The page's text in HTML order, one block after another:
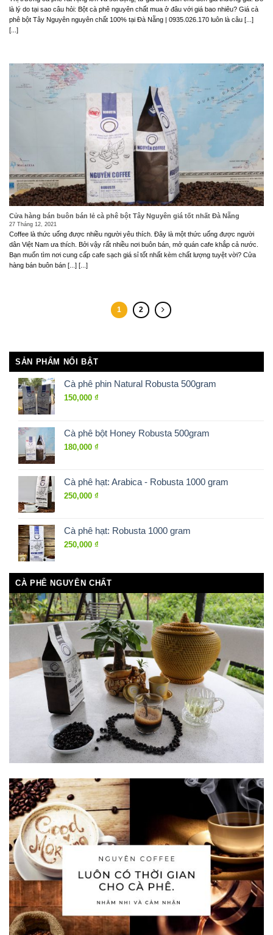
là lý do tại sao câu hỏi: Bột cà phê nguyên chất mua ở đâu với giá bao nhiêu? Giá cà
phê bột Tây Nguyên nguyên chất 100% tại Đà Nẵng | 0935.026.170 luôn là câu [...]
[...]
Cửa hàng bán buôn bán lẻ cà phê bột Tây Nguyên giá tốt nhất Đà Nẵng
27 Tháng 12, 2021
Coffee là thức uống được nhiều người yêu thích. Đây là một thức uống được người
dân Việt Nam ưa thích. Bởi vậy rất nhiều nơi buôn bán, mở quán cafe khắp cả nước.
Bạn muốn tìm nơi cung cấp cafe sạch giá sỉ tốt nhất kèm chất lượng tuyệt vời? Cửa
hàng bán buôn bán [...] [...]
1 2
SẢN PHẨM NỔI BẬT
Cà phê phin Natural Robusta 500gram
150,000 ₫
Cà phê bột Honey Robusta 500gram
180,000 ₫
Cà phê hạt: Arabica - Robusta 1000 gram
250,000 ₫
Cà phê hạt: Robusta 1000 gram
250,000 ₫
CÀ PHÊ NGUYÊN CHẤT